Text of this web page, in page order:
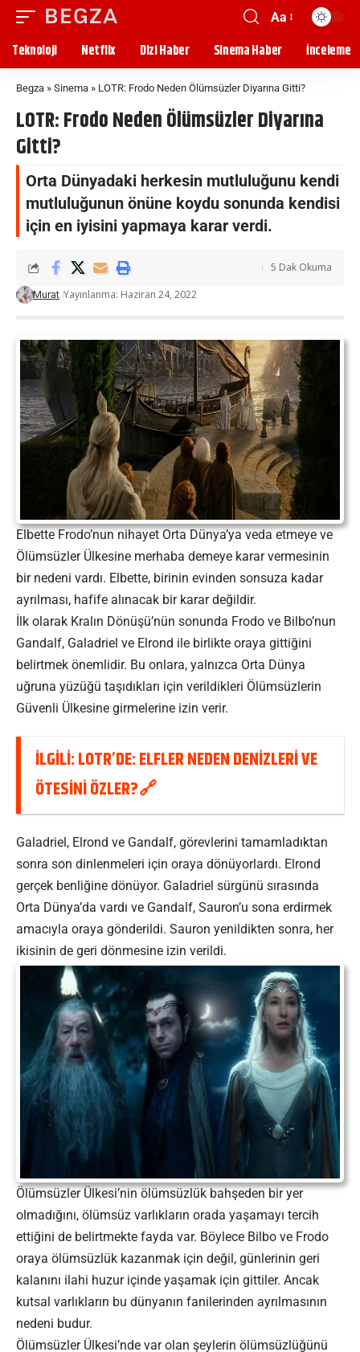
Aa
Teknoloji Netflix Dizi Haber Sinema Haber İnceleme
Begza » Sinema » LOTR: Frodo Neden Ölümsüzler Diyarına Gitti?
LOTR: Frodo Neden Ölümsüzler Diyarına
Gitti?
Orta Dünyadaki herkesin mutluluğunu kendi
mutluluğunun önüne koydu sonunda kendisi
için en iyisini yapmaya karar verdi.
Murat Yayınlanma: Haziran 24, 2022
5 Dak Okuma
Elbette Frodo’nun nihayet Orta Dünya’ya veda etmeye ve
Ölümsüzler Ülkesine merhaba demeye karar vermesinin
bir nedeni vardı. Elbette, birinin evinden sonsuza kadar
ayrılması, hafife alınacak bir karar değildir.
İlk olarak Kralın Dönüşü’nün sonunda Frodo ve Bilbo’nun
Gandalf, Galadriel ve Elrond ile birlikte oraya gittiğini
belirtmek önemlidir. Bu onlara, yalnızca Orta Dünya
uğruna yüzüğü taşıdıkları için verildikleri Ölümsüzlerin
Güvenli Ülkesine girmelerine izin verir.
İLGİLİ:LOTR’DE: ELFLER NEDEN DENIZLERI VE
ÖTESINI ÖZLER?
Galadriel, Elrond ve Gandalf, görevlerini tamamladıktan
sonra son dinlenmeleri için oraya dönüyorlardı. Elrond
gerçek benliğine dönüyor. Galadriel sürgünü sırasında
Orta Dünya’da vardı ve Gandalf, Sauron’u sona erdirmek
amacıyla oraya gönderildi. Sauron yenildikten sonra, her
ikisinin de geri dönmesine izin verildi.
Ölümsüzler Ülkesi’nin ölümsüzlük bahşeden bir yer
olmadığını, ölümsüz varlıkların orada yaşamayı tercih
ettiğini de belirtmekte fayda var. Böylece Bilbo ve Frodo
oraya ölümsüzlük kazanmak için değil, günlerinin geri
kalanını ilahi huzur içinde yaşamak için gittiler. Ancak
kutsal varlıkların bu dünyanın fanilerinden ayrılmasının
nedeni budur.
Ölümsüzler Ülkesi’nde var olan şeylerin ölümsüzlüğünü